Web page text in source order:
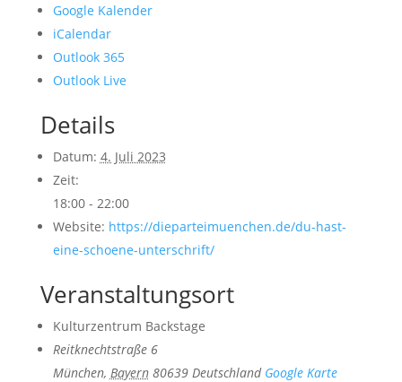
Google Kalender
iCalendar
Outlook 365
Outlook Live
Details
Datum: 4. Juli 2023
Zeit:
18:00 - 22:00
Website: https://dieparteimuenchen.de/du-hast-
eine-schoene-unterschrift/
Veranstaltungsort
Kulturzentrum Backstage
Reitknechtstraße 6
München, Bayern 80639 Deutschland Google Karte